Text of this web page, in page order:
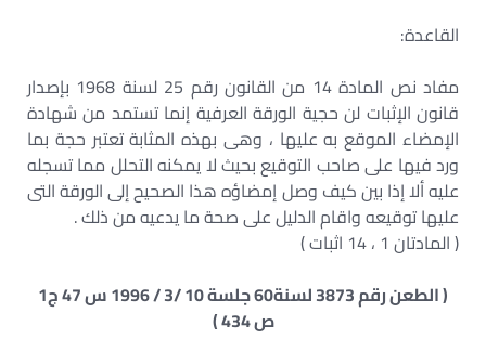
القاعدة:
مفاد نص المادة 14 من القانون رقم 25 لسنة 1968 بإصدار
قانون الإثبات لن حجية الورقة العرفية إنما تستمد من شهادة
الإمضاء الموقع به عليها ، وهى بهذه المثابة تعتبر حجة بما
ورد فيها على صاحب التوقيع بحيث لا يمكنه التحلل مما تسجله
عليه ألا إذا بين كيف وصل إمضاؤه هذا الصحيح إلى الورقة التى
عليها توقيعه واقام الدليل على صحة ما يدعيه من ذلك .
( المادتان 1 ، 14 اثبات )
( الطعن رقم 3873 لسنة60 جلسة 10 /3 / 1996 س 47 ج1
ص 434 )